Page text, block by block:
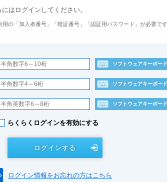
はログインしてください。
の「加入者番号」「暗証番号」「認証用パスワード」が必要です
ソフトウェアキーボード
ソフトウェアキーボード
ソフトウェアキーボード
らくらくログインを有効にする
ログインする
ログイン情報をお忘れの方はこちら